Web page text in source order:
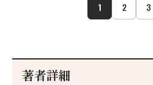
1 2 3
著者詳細